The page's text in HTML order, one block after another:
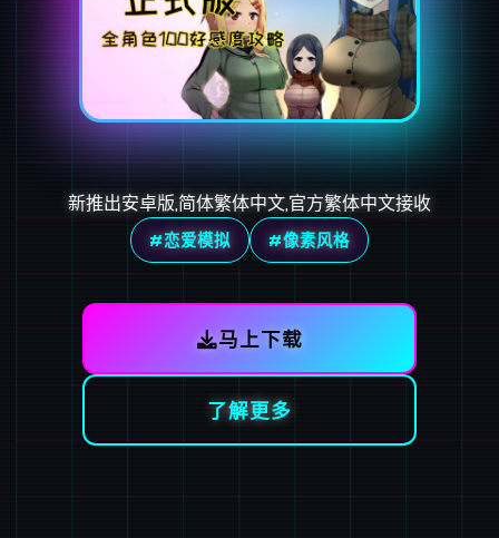
新推出安卓版,简体繁体中文,官方繁体中文接收
#恋爱模拟 #像素风格
马上下载
了解更多